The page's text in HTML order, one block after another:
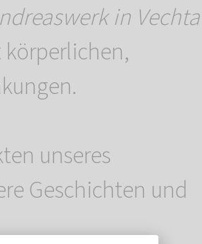
in Vechta
unseres
Geschichten und